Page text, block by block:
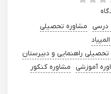
درسی مشاوره تحصیلی
تحصیلی راهنمایی و دبیرستان
آموزشی مشاوره کنکور